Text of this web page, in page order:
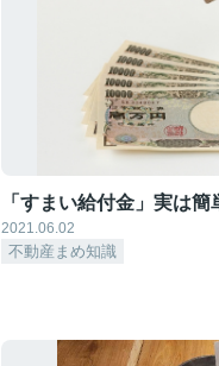
「すまい給付金」実は
2021.06.02
不動産まめ知識